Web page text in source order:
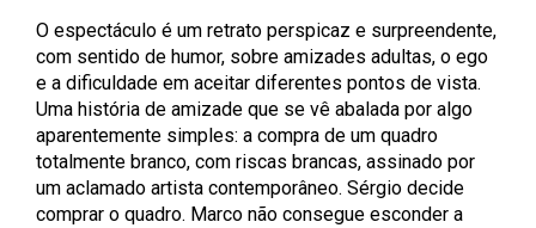
O espectáculo é um retrato perspicaz e surpreendente,
com sentido de humor, sobre amizades adultas, o ego
e a dificuldade em aceitar diferentes pontos de vista.
Uma história de amizade que se vê abalada por algo
aparentemente simples: a compra de um quadro
totalmente branco, com riscas brancas, assinado por
um aclamado artista contemporâneo. Sérgio decide
comprar o quadro. Marco não consegue esconder a